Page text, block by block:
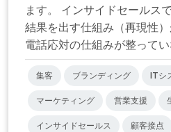
ます。 インサイドセールス
結果を出す仕組み（再現性）
電話応対の仕組みが整って
集客 ブランディング ITシ
マーケティング 営業支援
インサイドセールス 顧客接点